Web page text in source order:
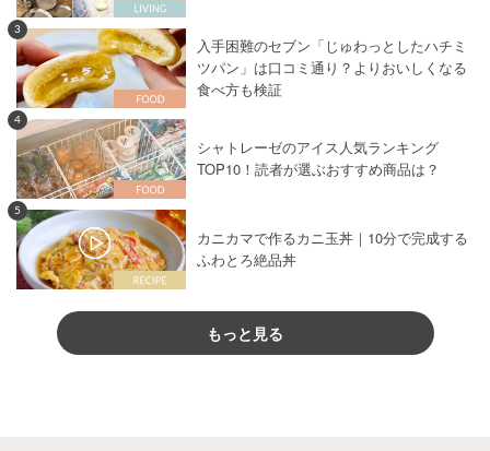
3
入手困難のセブン「じゅわっとしたハチミ
ツパン」は口コミ通り？よりおいしくなる
食べ方も検証
4
シャトレーゼのアイス人気ランキング
TOP10！読者が選ぶおすすめ商品は？
5
カニカマで作るカニ玉丼｜10分で完成する
ふわとろ絶品丼
もっと見る